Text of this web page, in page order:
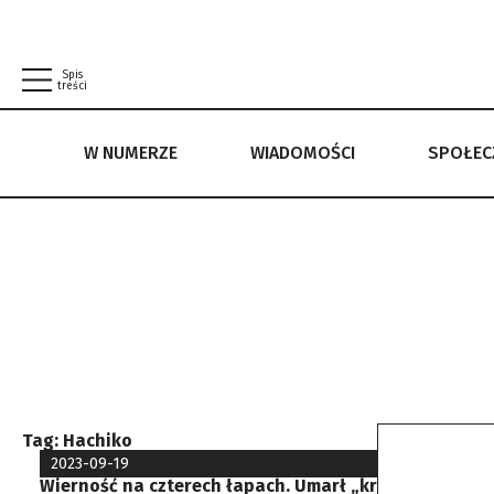
Spis
treści
W NUMERZE WIADOMOŚCI
W NUMERZE WIADOMOŚCI SPOŁECZEŃSTWO
Tag: Hachiko
2023-09-19
Wierność na czterech łapach. Umarł „krymski